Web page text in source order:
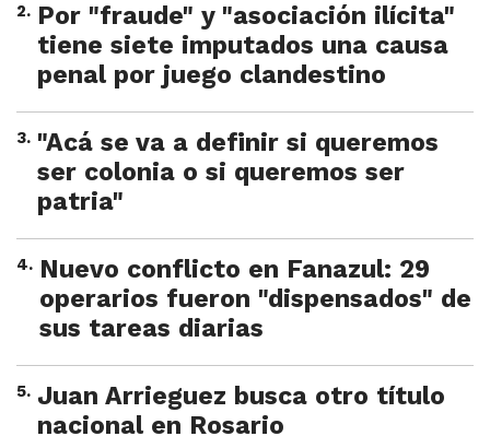
2. Por "fraude" y "asociación ilícita"
tiene siete imputados una causa
penal por juego clandestino
3. "Acá se va a definir si queremos
ser colonia o si queremos ser
patria"
4. Nuevo conflicto en Fanazul: 29
operarios fueron "dispensados" de
sus tareas diarias
5. Juan Arrieguez busca otro título
nacional en Rosario